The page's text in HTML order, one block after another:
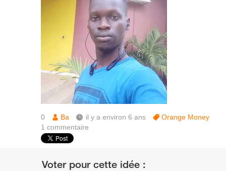
0 Ba il y a environ 6 ans
Orange Money
1commentaire